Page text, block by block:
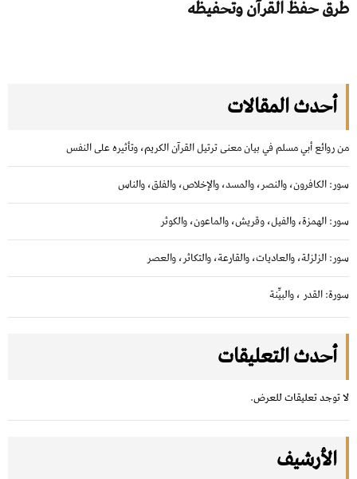
ح
م
ا
ل
ا
ت
طرق حفظ القرآن وتحفيظه
أحدث المقالات
من روائع أبي مسلم في بيان معنى ترتيل القرآن الكريم، وتأثيره على النفس
سور: الكافرون، والنصر، والمسد، والإخلاص، والفلق، والناس
سور: الهمزة، والفيل، وقريش، والماعون، والكوثر
سور: الزلزلة، والعاديات، والقارعة، والتكاثر، والعصر
سورة: القدر ، والبيِّنة
أحدث التعليقات
لا توجد تعليقات للعرض.
الأرشيف